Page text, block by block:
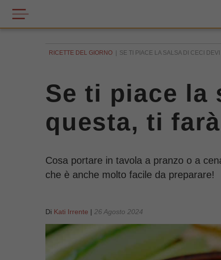
RICETTE DEL GIORNO SE TI PIACE LA SALSA DI CECI
Se ti piace la
questa, ti
Cosa portare in tavola a pranzo o a
che è anche molto facile da preparare!
Di Kati Irrente | 26 Agosto 2024